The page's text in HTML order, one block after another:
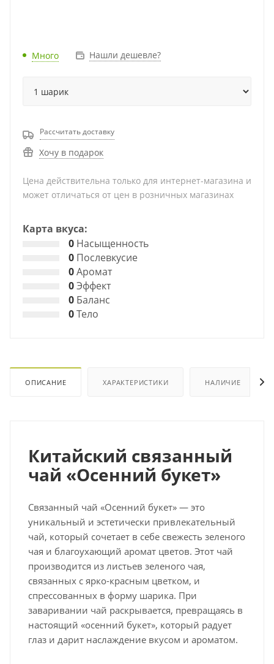
Много Нашли дешевле?
Рассчитать доставку
Хочу в подарок
Цена действительна только для интернет-магазина и
может отличаться от цен в розничных магазинах
Карта вкуса:
0 Насыщенность
0 Послевкусие
0Аромат
0Эффект
0 Баланс
0Тело
ОПИСАНИЕ ХАРАКТЕРИСТИКИ НАЛИЧИЕ
Китайский связанный
чай «Осенний букет»
Связанный чай «Осенний букет» — это
уникальный и эстетически привлекательный
чай, который сочетает в себе свежесть зеленого
чая и благоухающий аромат цветов. Этот чай
производится из листьев зеленого чая,
связанных с ярко-красным цветком, и
спрессованных в форму шарика. При
заваривании чай раскрывается, превращаясь в
настоящий «осенний букет», который радует
глаз и дарит наслаждение вкусом и ароматом.